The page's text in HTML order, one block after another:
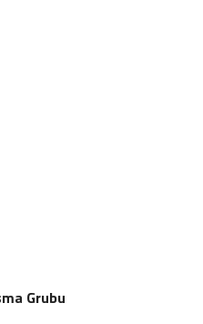
Grubu